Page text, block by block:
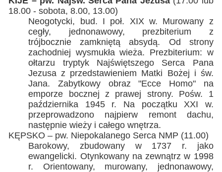
18.00 - sobota, 8.00, 13.00)
Neogotycki, bud. I poł. XIX w. Murowany z
cegły, jednonawowy, prezbiterium z
trójbocznie zamkniętą absydą. Od strony
zachodniej wysmukła wieża. Prezbiterium: w
ołtarzu tryptyk Najświętszego Serca Pana
Jezusa z przedstawieniem Matki Bożej i św.
Jana. Zabytkowy obraz "Ecce Homo" na
emporze bocznej z prawej strony. Pośw. 1
października 1945 r. Na początku XXI w.
przeprowadzono najpierw remont dachu,
następnie wieży i całego wnętrza.
KĘPSKO – pw. Niepokalanego Serca NMP (11.00)
Barokowy, zbudowany w 1737 r. jako
ewangelicki. Otynkowany na zewnątrz w 1998
r. Orientowany, murowany, jednonawowy,